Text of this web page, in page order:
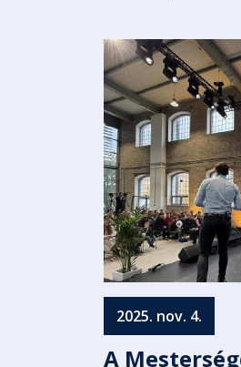
2025. nov. 4.
A